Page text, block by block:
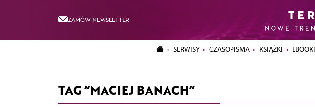
ZAMÓW NEWSLETTER
SERWISY CZASOPISMA KSIĄŻKI EBOOKI
TAG “MACIEJ BANACH”